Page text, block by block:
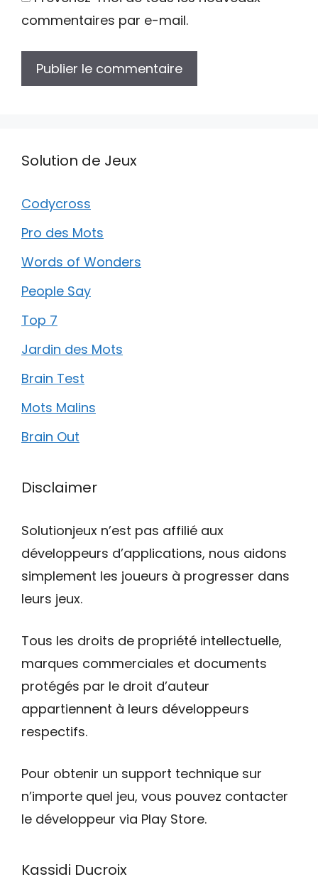
commentaires par e-mail.
Solution de Jeux
Codycross
Pro des Mots
Words of Wonders
People Say
Top 7
Jardin des Mots
Brain Test
Mots Malins
Brain Out
Disclaimer
Solutionjeux n’est pas affilié aux
développeurs d’applications, nous aidons
simplement les joueurs à progresser dans
leurs jeux.
Tous les droits de propriété intellectuelle,
marques commerciales et documents
protégés par le droit d’auteur
appartiennent à leurs développeurs
respectifs.
Pour obtenir un support technique sur
n’importe quel jeu, vous pouvez contacter
le développeur via Play Store.
Kassidi Ducroix